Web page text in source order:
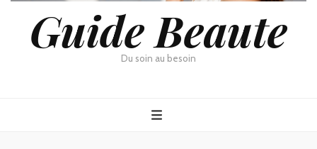
Guide Beaute
Du soin au besoin